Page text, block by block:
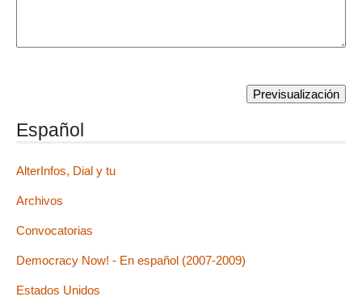
Español
AlterInfos, Dial y tu
Archivos
Convocatorias
Democracy Now! - En español (2007-2009)
Estados Unidos